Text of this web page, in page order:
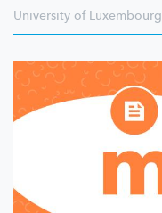
University of Luxembourg